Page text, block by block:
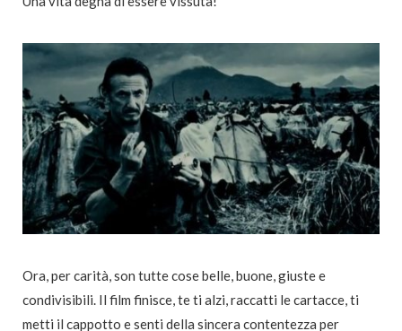
Ora, per carità, son tutte cose belle, buone, giuste e
condivisibili. Il film finisce, te ti alzi, raccatti le cartacce, ti
metti il cappotto e senti della sincera contentezza per